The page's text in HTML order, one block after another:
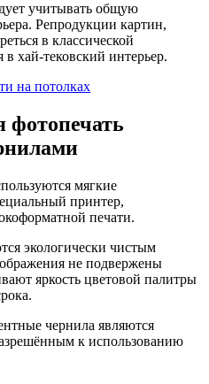
учитывать общую
Репродукции картин,
в классической
хай-тековский интерьер.
мягкие
принтер,
печати.
экологически чистым
не подвержены
яркость цветовой палитры
чернила являются
к использованию